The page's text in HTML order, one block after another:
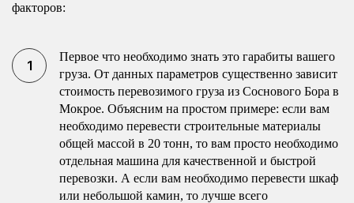
факторов:
Первое что необходимо знать это гарабиты вашего
груза. От данных параметров существенно зависит
стоимость перевозимого груза из Соснового Бора в
Мокрое. Объясним на простом примере: если вам
необходимо перевести строительные материалы
общей массой в 20 тонн, то вам просто необходимо
отдельная машина для качественной и быстрой
перевозки. А если вам необходимо перевести шкаф
или небольшой камин, то лучше всего